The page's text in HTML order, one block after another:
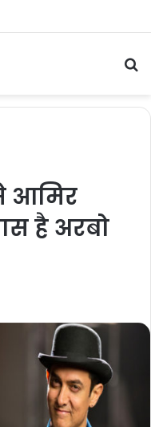
आमिर
है अरबो